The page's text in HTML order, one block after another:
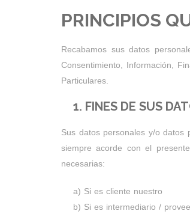
PRINCIPIOS
Recabamos sus datos
Consentimiento, Información,
Particulares.
1. FINES DE SUS
Sus datos personales y/o datos
siempre acorde con el
necesarias:
a) Si es cliente nuestro
b) Si es intermediario /